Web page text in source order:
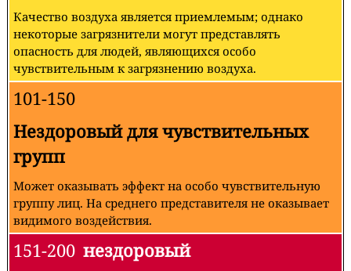
Качество воздуха является приемлемым; однако
некоторые загрязнители могут представлять
опасность для людей, являющихся особо
чувствительным к загрязнению воздуха.
101-150
Нездоровый для чувствительных
групп
Может оказывать эффект на особо чувствительную
группу лиц. На среднего представителя не оказывает
видимого воздействия.
151-200 нездоровый